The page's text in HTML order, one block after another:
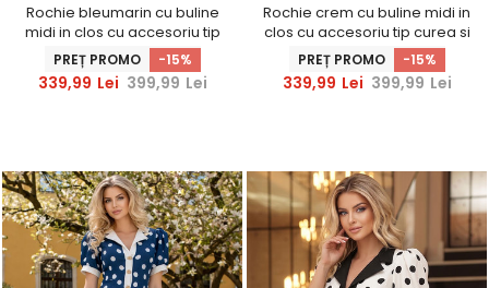
Rochie bleumarin cu buline
midi in clos cu accesoriu tip
curea si buzunare -
StarShinerS
PREȚ PROMO -15%
339,99 Lei 399,99 Lei
Rochie crem cu buline midi in
clos cu accesoriu tip curea si
buzunare - StarShinerS
PREȚ PROMO -15%
339,99 Lei 399,99 Lei